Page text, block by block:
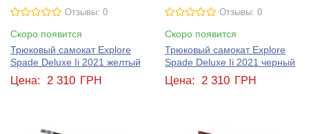
Отзывы: 0
Скоро появится
Трюковый самокат Explore
Spade Deluxe Ii 2021 желтый
Цена: 2 310 ГРН
Отзывы: 0
Скоро появится
Трюковый самокат Explore
Spade Deluxe Ii 2021 черный
Цена: 2 310 ГРН